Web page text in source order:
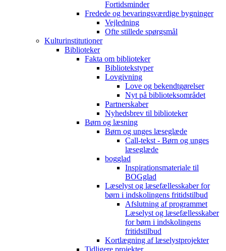
Fortidsminder
Fredede og bevaringsværdige bygninger
Vejledning
Ofte stillede spørgsmål
Kulturinstitutioner
Biblioteker
Fakta om biblioteker
Bibliotekstyper
Lovgivning
Love og bekendtgørelser
Nyt på biblioteksområdet
Partnerskaber
Nyhedsbrev til biblioteker
Børn og læsning
Børn og unges læseglæde
Call-tekst - Børn og unges
læseglæde
bogglad
Inspirationsmateriale til
BOGglad
Læselyst og læsefællesskaber for
børn i indskolingens fritidstilbud
Afslutning af programmet
Læselyst og læsefællesskaber
for børn i indskolingens
fritidstilbud
Kortlægning af læselystprojekter
Tidligere projekter